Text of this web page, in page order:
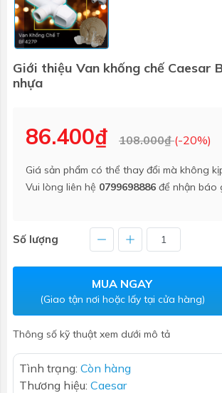
Giới thiệu Van khống chế Caesar
nhựa
86.400₫ 108.000₫(-20%)
Giá sản phẩm có thể thay đổi mà không
Vui lòng liên hệ 0799698886 để nhận báo
Số lượng
MUA NGAY
(Giao tận nơi hoặc lấy tại cửa hàng)
Thông số kỹ thuật xem dưới mô tả
Tình trạng: Còn hàng
Thương hiệu: Caesar